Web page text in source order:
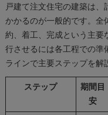
戸建て注文住宅の建築は、
かかるのが一般的です。
約、着工、完成という主
行させるには各工程での
ラインで主要ステップを解
ステップ
期間目
安